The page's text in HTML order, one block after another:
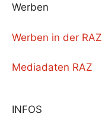
Werben
Werben in der RAZ
Mediadaten RAZ
INFOS